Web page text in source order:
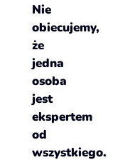
Nie
obiecujemy,
że
jedna
osoba
jest
ekspertem
od
wszystkiego.